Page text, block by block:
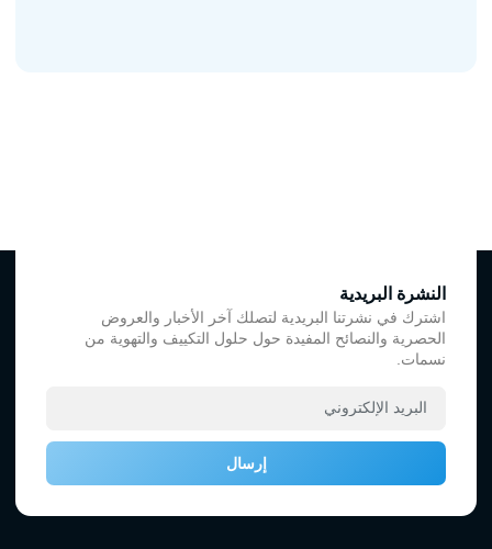
النشرة البريدية
اشترك في نشرتنا البريدية لتصلك آخر الأخبار والعروض
الحصرية والنصائح المفيدة حول حلول التكييف والتهوية من
نسمات.
إرسال